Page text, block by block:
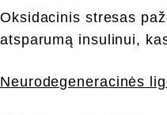
Oksidacinis stresas
atsparumą insulinui,
Neurodegeneracinės